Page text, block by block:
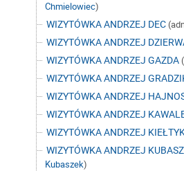
Chmielowiec)
WIZYTÓWKA ANDRZEJ DEC
WIZYTÓWKA ANDRZEJ
WIZYTÓWKA ANDRZEJ GAZDA
WIZYTÓWKA ANDRZEJ
WIZYTÓWKA ANDRZEJ
WIZYTÓWKA ANDRZEJ
WIZYTÓWKA ANDRZEJ
WIZYTÓWKA ANDRZEJ
Kubaszek)